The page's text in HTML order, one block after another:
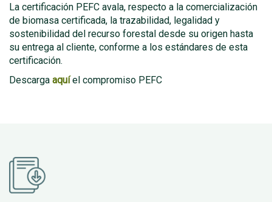
La certificación PEFC avala, respecto a la comercialización
de biomasa certificada, la trazabilidad, legalidad y
sostenibilidad del recurso forestal desde su origen hasta
su entrega al cliente, conforme a los estándares de esta
certificación.
Descarga aquíel compromiso PEFC